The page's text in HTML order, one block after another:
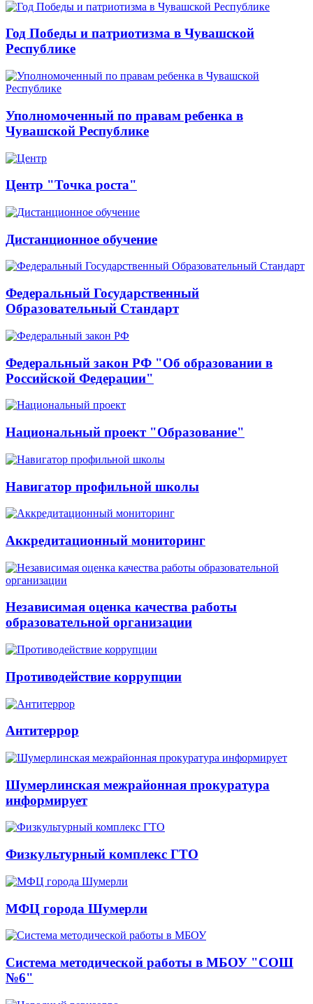
Год Победы и патриотизма в Чувашской
Республике
Уполномоченный по правам ребенка в
Чувашской Республике
Центр "Точка роста"
Дистанционное обучение
Федеральный Государственный
Образовательный Стандарт
Федеральный закон РФ "Об образовании в
Российской Федерации"
Национальный проект "Образование"
Навигатор профильной школы
Аккредитационный мониторинг
Независимая оценка качества работы
образовательной организации
Противодействие коррупции
Антитеррор
Шумерлинская межрайонная прокуратура
информирует
Физкультурный комплекс ГТО
МФЦ города Шумерли
Система методической работы в МБОУ "СОШ
№6"